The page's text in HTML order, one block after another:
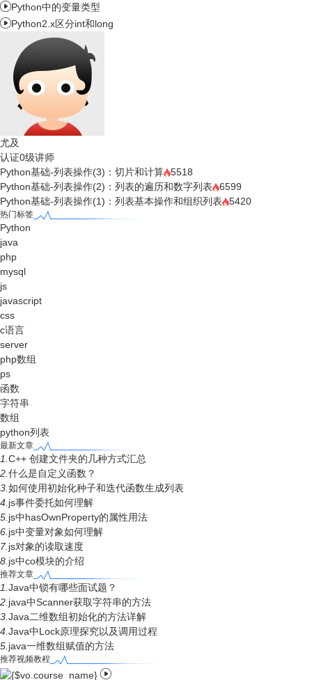
Python中的变量类型
Python2.x区分int和long
尤及
认证0级讲师
Python基础-列表操作(3)：切片和计算
5518
Python基础-列表操作(2)：列表的遍历和数字列表
6599
Python基础-列表操作(1)：列表基本操作和组织列表
5420
热门标签
Python
java
php
mysql
js
javascript
css
c语言
server
php数组
ps
函数
字符串
数组
python列表
最新文章
1. C++ 创建文件夹的几种方式汇总
2. 什么是自定义函数？
3. 如何使用初始化种子和迭代函数生成列表
4. js事件委托如何理解
5. js中hasOwnProperty的属性用法
6. js中变量对象如何理解
7. js对象的读取速度
8. js中co模块的介绍
推荐文章
1. Java中锁有哪些面试题？
2. java中Scanner获取字符串的方法
3. Java二维数组初始化的方法详解
4. Java中Lock原理探究以及调用过程
5. java一维数组赋值的方法
推荐视频教程
